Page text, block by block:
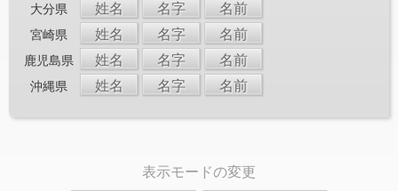
大分県 姓名 名字 名前
宮崎県 姓名 名字 名前
鹿児島県 姓名 名字 名前
沖縄県 姓名 名字 名前
表示モードの変更